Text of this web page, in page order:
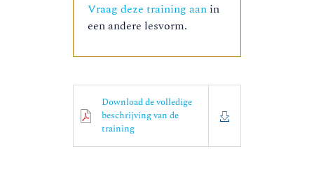
Vraag deze training aan in
een andere lesvorm.
Download de volledige
beschrijving van de
training